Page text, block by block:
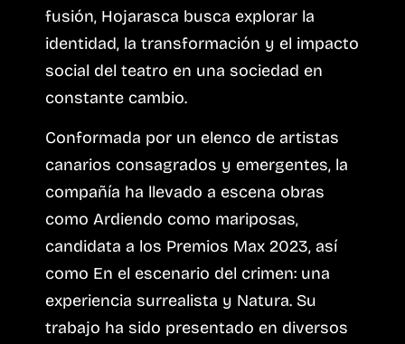
fusión, Hojarasca busca explorar la
identidad, la transformación y el impacto
social del teatro en una sociedad en
constante cambio.
Conformada por un elenco de artistas
canarios consagrados y emergentes, la
compañía ha llevado a escena obras
como Ardiendo como mariposas,
candidata a los Premios Max 2023, así
como En el escenario del crimen: una
experiencia surrealista y Natura. Su
trabajo ha sido presentado en diversos